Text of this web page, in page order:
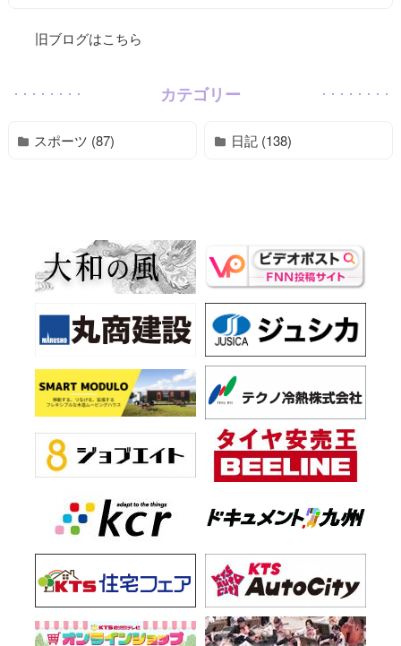
旧ブログはこちら
カテゴリー
スポーツ (87) 日記 (138)